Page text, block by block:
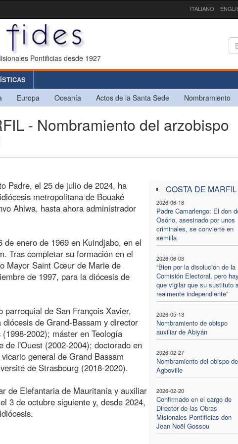
ITALIANO
Pontificias desde 1927
Europa Oceanía Actos de la Santa Sede Nombramiento
- Nombramiento del arzobispo
COSTA DE MARFIL
2026-06-18
Padre Camarlengo: El don
Osório, asesinado por unos
criminales, se convierte en
semilla
2026-06-03
“Bien por la disolución de la
Comisión Electoral, pero hay
que vigilar que su sustituto
realmente independiente”
2026-05-13
Nombramiento de obispo
auxiliar de Abiyán
2026-02-27
Nombramiento del obispo de
Agboville
2026-02-20
Confirmado en el cargo de
Director de las Obras
Misionales Pontificias don
Jean Noël Gossou
Padre, el 25 de julio de 2024, ha
metropolitana de Bouaké
Ahiwa, hasta ahora administrador
enero de 1969 en Kuindjabo, en el
Tras completar su formación en el
Mayor Saint Cœur de Marie de
de 1997, para la diócesis de
parroquial de San François Xavier,
de Grand-Bassam y director
2002); máster en Teología
de l'Ouest (2002-2004); doctorado en
general de Grand Bassam
de Strasbourg (2018-2020).
de Elefantaria de Mauritania y auxiliar
3 de octubre siguiente y, desde 2024,